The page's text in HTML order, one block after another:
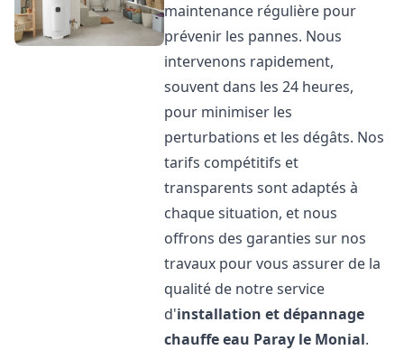
maintenance régulière pour
prévenir les pannes. Nous
intervenons rapidement,
souvent dans les 24 heures,
pour minimiser les
perturbations et les dégâts. Nos
tarifs compétitifs et
transparents sont adaptés à
chaque situation, et nous
offrons des garanties sur nos
travaux pour vous assurer de la
qualité de notre service
d'installation et dépannage
chauffe eau Paray le Monial.